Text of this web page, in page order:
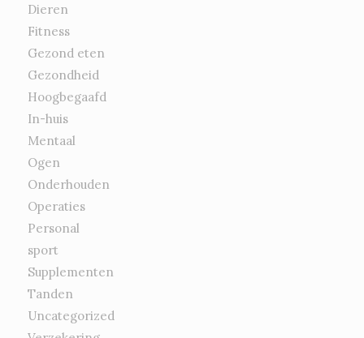
Dieren
Fitness
Gezond eten
Gezondheid
Hoogbegaafd
In-huis
Mentaal
Ogen
Onderhouden
Operaties
Personal
sport
Supplementen
Tanden
Uncategorized